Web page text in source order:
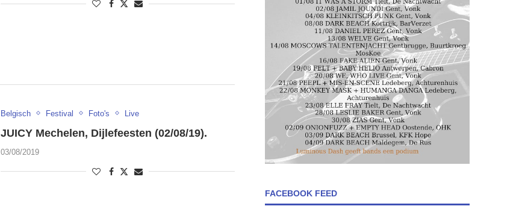
Belgisch Festival Foto's Live
JUICY Mechelen, Dijlefeesten (02/08/19).
03/08/2019
FACEBOOK FEED